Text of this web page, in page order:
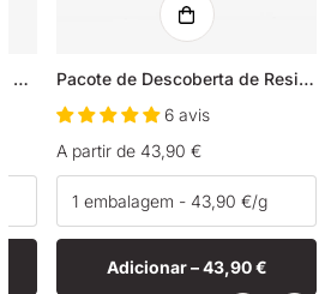
3x Hash filtrado com 21% de CBD + 23% de CBG
Pacote de Descoberta de Resinas
6 avis
Preço
normal
A partir de 43,90 €
Adicionar –43,90 €